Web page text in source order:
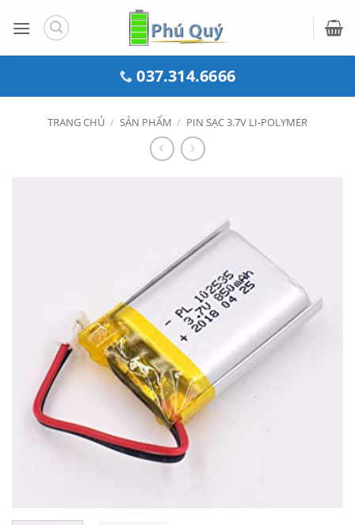
qua
037.314.6666
TRANG CHỦ / SẢN PHẨM / PIN SẠC 3.7V LI-POLYMER